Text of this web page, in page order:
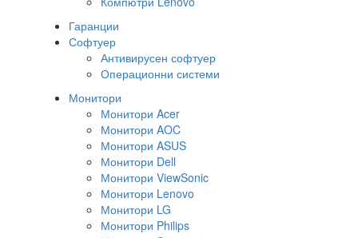
Гаранции
Софтуер
Антивирусен софтуер
Операционни системи
Монитори
Монитори Acer
Монитори AOC
Монитори ASUS
Монитори Dell
Монитори ViewSonic
Монитори Lenovo
Монитори LG
Монитори Philips